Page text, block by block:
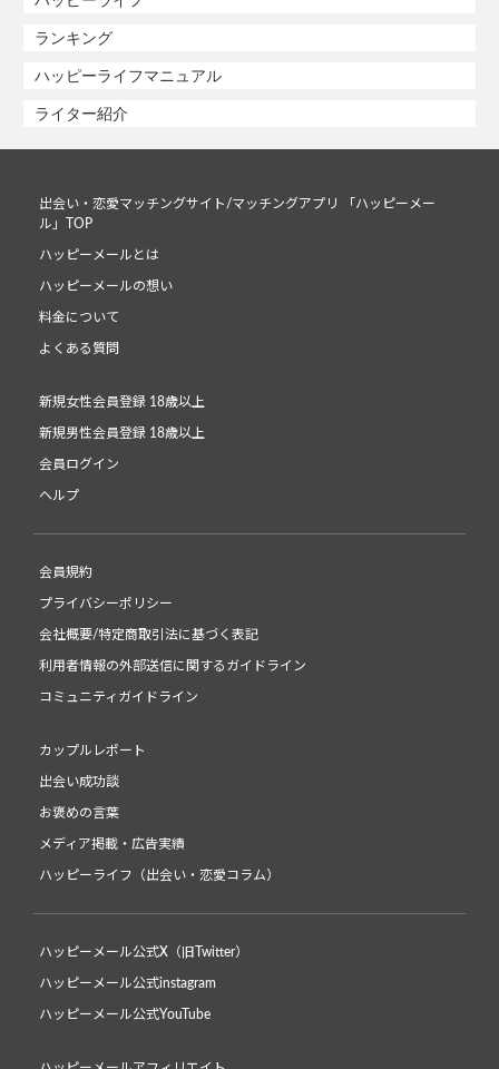
ランキング
ハッピーライフマニュアル
ライター紹介
出会い・恋愛マッチングサイト/マッチングアプリ 「ハッピーメー
ル」TOP
ハッピーメールとは
ハッピーメールの想い
料金について
よくある質問
新規女性会員登録 18歳以上
新規男性会員登録 18歳以上
会員ログイン
ヘルプ
会員規約
プライバシーポリシー
会社概要/特定商取引法に基づく表記
利用者情報の外部送信に関するガイドライン
コミュニティガイドライン
カップルレポート
出会い成功談
お褒めの言葉
メディア掲載・広告実績
ハッピーライフ（出会い・恋愛コラム）
ハッピーメール公式X（旧Twitter）
ハッピーメール公式instagram
ハッピーメール公式YouTube